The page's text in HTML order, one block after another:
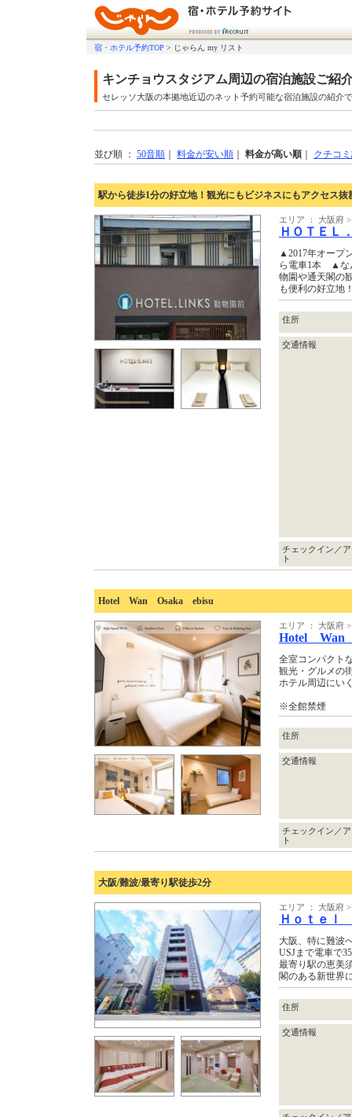
宿・ホテル予約TOP > じゃらん my リスト
キンチョウスタジアム周辺の宿泊施設ご紹
セレッソ大阪の本拠地近辺のネット予約可能な宿泊施設の紹介
並び順 ： 50音順 料金が安い順 料金が高い順 クチコ
駅から徒歩1分の好立地！観光にもビジネスにもアクセス抜
エリア ： 大阪府
ＨＯＴＥＬ
▲2017年オープ
ら電車1本 ▲な
物園や通天閣の
も便利の好立地
住所
交通情報
チェックイン／
ト
Hotel Wan Osaka ebisu
エリア ： 大阪府
Hotel Wan
全室コンパクト
観光・グルメの
ホテル周辺にい
※全館禁煙
住所
交通情報
チェックイン／
ト
大阪/難波/最寄り駅徒歩2分
エリア ： 大阪府
Ｈｏｔｅ
大阪、特に難波
USJまで電車で
最寄り駅の恵美
閣のある新世界
住所
交通情報